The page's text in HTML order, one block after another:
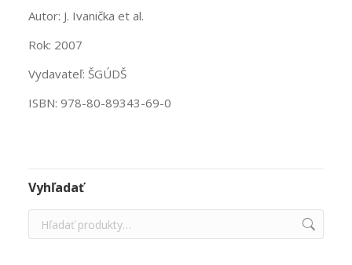
Autor: J. Ivanička et al.
Rok: 2007
Vydavateľ: ŠGÚDŠ
ISBN: 978-80-89343-69-0
Vyhľadať